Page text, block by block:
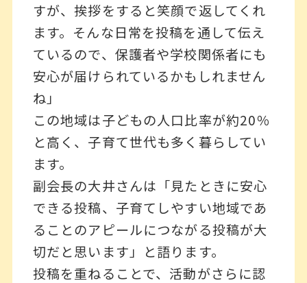
すが、挨拶をすると笑顔で返してくれ
ます。そんな日常を投稿を通して伝え
ているので、保護者や学校関係者にも
安心が届けられているかもしれません
ね」
この地域は子どもの人口比率が約20％
と高く、子育て世代も多く暮らしてい
ます。
副会長の大井さんは「見たときに安心
できる投稿、子育てしやすい地域であ
ることのアピールにつながる投稿が大
切だと思います」と語ります。
投稿を重ねることで、活動がさらに認